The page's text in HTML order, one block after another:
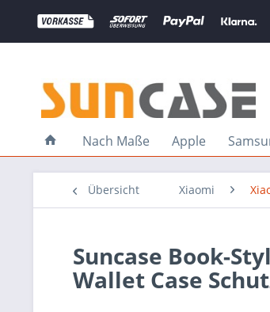
Nach Maße Apple
Übersicht Xiaomi
Suncase Book-
Wallet Case